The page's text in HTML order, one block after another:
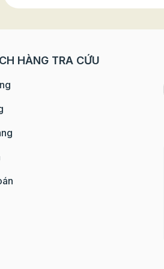
đôi khi chỉ cần rắc một chút
làm dày,..
nướng,...
vòng 24 giờ sau khi mở nắp.
HÀNG TRA CỨU